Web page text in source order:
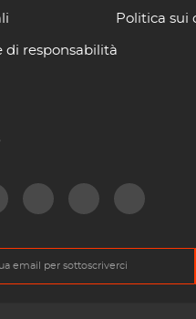
di responsabilità
Politica sui